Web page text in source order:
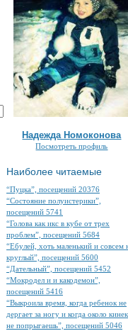
2
Надежда Номоконова
Посмотреть профиль
Наиболее читаемые
“Пуцка”, посещений 20376
“Состояние полуистерики”,
посещений 5741
“Голова как икс в кубе от трех
проблем”, посещений 5684
“Ебулей, хоть маленький и совсем
круглый”, посещений 5600
“Дательный”, посещений 5452
“Мокродел и и какодемон”,
посещений 5416
“Выкроила время, когда ребенок не
дергает за ногу и когда около
не попрыгаешь”, посещений 5046